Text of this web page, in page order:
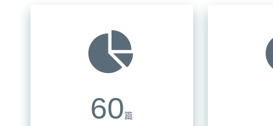
60篇